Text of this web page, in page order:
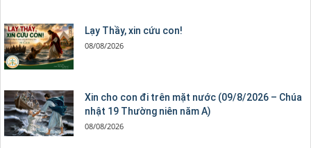
Lạy Thầy, xin cứu con!
08/08/2026
Xin cho con đi trên mặt nước (09/8/2026 – Chúa
nhật 19 Thường niên năm A)
08/08/2026